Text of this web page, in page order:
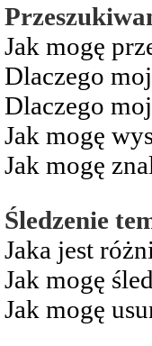
Jak mogę
Dlaczego
Dlaczego
Jak mogę
Jak mogę
Śledzenie
Jaka jest
Jak mogę
Jak mogę